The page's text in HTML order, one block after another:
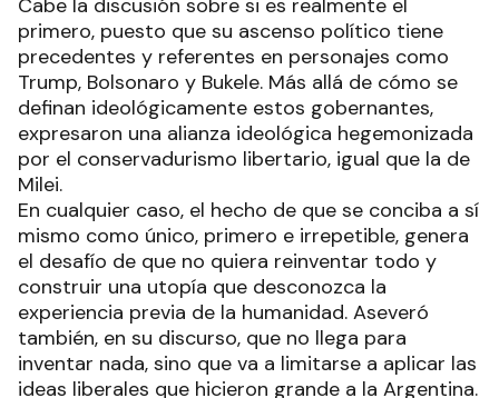
Cabe la discusión sobre si es realmente el
primero, puesto que su ascenso político tiene
precedentes y referentes en personajes como
Trump, Bolsonaro y Bukele. Más allá de cómo se
definan ideológicamente estos gobernantes,
expresaron una alianza ideológica hegemonizada
por el conservadurismo libertario, igual que la de
Milei.
En cualquier caso, el hecho de que se conciba a sí
mismo como único, primero e irrepetible, genera
el desafío de que no quiera reinventar todo y
construir una utopía que desconozca la
experiencia previa de la humanidad. Aseveró
también, en su discurso, que no llega para
inventar nada, sino que va a limitarse a aplicar las
ideas liberales que hicieron grande a la Argentina.